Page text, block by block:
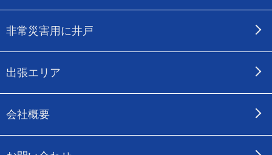
非常災害用に井戸
出張エリア
会社概要